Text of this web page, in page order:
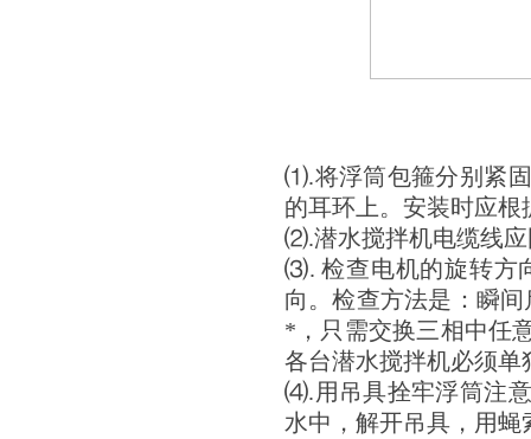
⑴.将浮筒包箍分别紧
的耳环上。安装时应
⑵.潜水搅拌机电缆线应
⑶. 检查电机的旋转方
向。检查方法是：瞬
*，只需交换三相中任
各台潜水搅拌机必须单
⑷.用吊具拴牢浮筒注
水中，解开吊具，用